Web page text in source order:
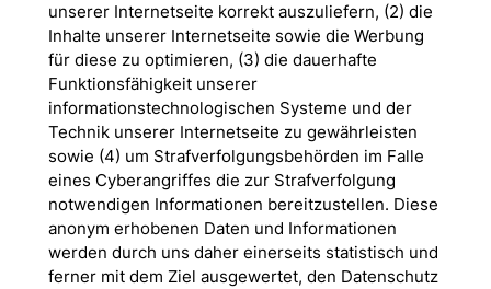
unserer Internetseite korrekt auszuliefern, (2) die
Inhalte unserer Internetseite sowie die Werbung
für diese zu optimieren, (3) die dauerhafte
Funktionsfähigkeit unserer
informationstechnologischen Systeme und der
Technik unserer Internetseite zu gewährleisten
sowie (4) um Strafverfolgungsbehörden im Falle
eines Cyberangriffes die zur Strafverfolgung
notwendigen Informationen bereitzustellen. Diese
anonym erhobenen Daten und Informationen
werden durch uns daher einerseits statistisch und
ferner mit dem Ziel ausgewertet, den Datenschutz